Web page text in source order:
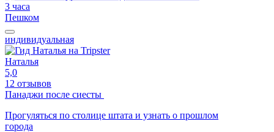
3 часа
Пешком
индивидуальная
Наталья
5,0
12 отзывов
Панаджи после сиесты
Прогуляться по столице штата и узнать о прошлом
города